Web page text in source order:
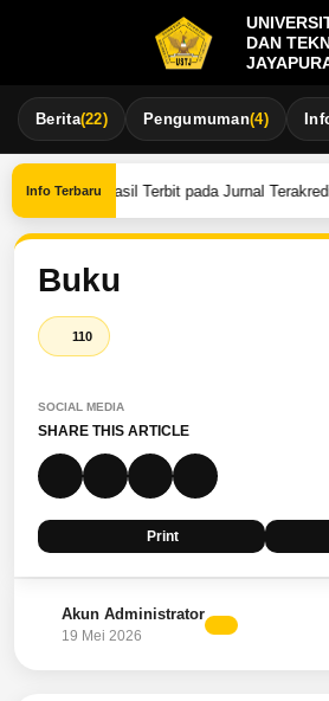
DAN
Berita(22) Pengumuman(4)
Info Terbaru
USTJ Berhasil Terbit pada Jurnal
Buku
110
SOCIAL MEDIA
SHARE THIS ARTICLE
Print
Akun Administrator
19 Mei 2026